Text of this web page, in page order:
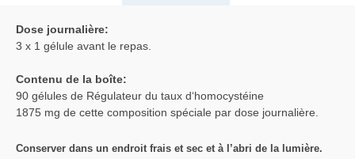
Dose journalière:
3 x 1 gélule avant le repas.
Contenu de la boîte:
90 gélules de Régulateur du taux d‘homocystéine
1875 mg de cette composition spéciale par dose journalière.
Conserver dans un endroit frais et sec et à l’abri de la lumière.